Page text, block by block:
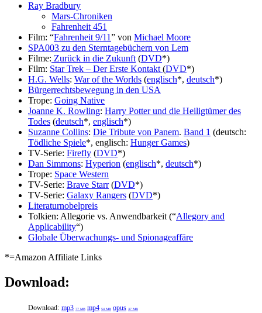
Ray Bradbury
Mars-Chroniken
Fahrenheit 451
Film: “Fahrenheit 9/11” von Michael Moore
SPA003 zu den Sterntagebüchern von Lem
Filme: Zurück in die Zukunft (DVD*)
Film: Star Trek – Der Erste Kontakt (DVD*)
H.G. Wells: War of the Worlds (englisch*, deutsch*)
Bürgerrechtsbewegung in den USA
Trope: Going Native
Joanne K. Rowling: Harry Potter und die Heiligtümer des
Todes (deutsch*, englisch*)
Suzanne Collins: Die Tribute von Panem. Band 1 (deutsch:
Tödliche Spiele*, englisch: Hunger Games)
TV-Serie: Firefly (DVD*)
Dan Simmons: Hyperion (englisch*, deutsch*)
Trope: Space Western
TV-Serie: Brave Starr(DVD*)
TV-Serie: Galaxy Rangers (DVD*)
Literaturnobelpreis
Tolkien: Allegorie vs. Anwendbarkeit (“Allegory and
Applicability“)
Globale Überwachungs- und Spionageaffäre
*=Amazon Affiliate Links
Download:
Download: mp3 77 MB mp4 54 MB opus 37 MB